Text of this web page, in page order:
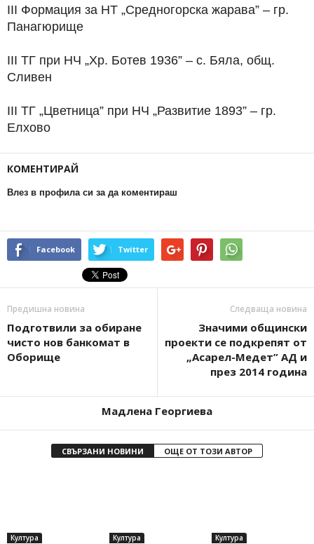
III Формация за НТ „Средногорска жарава” – гр.
Панагюрище
III ТГ при НЧ „Хр. Ботев 1936” – с. Бяла, общ.
Сливен
III ТГ „Цветница” при НЧ „Развитие 1893” – гр.
Елхово
КОМЕНТИРАЙ
Влез в профила си за да коментираш
Facebook Twitter
Предишна новина
Подготвили за обиране
чисто нов банкомат в
Оборище
Следваща новина
Значими общински
проекти се подкрепят от
„Асарел-Медет” АД и
през 2014 година
Мадлена Георгиева
СВЪРЗАНИ НОВИНИ ОЩЕ ОТ ТОЗИ АВТОР
Култура Култура Култура